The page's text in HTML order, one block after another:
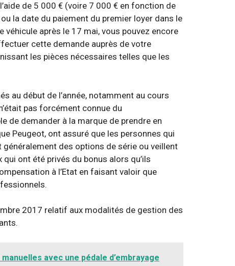
de 5 000 € (voire 7 000 € en fonction de
la date du paiement du premier loyer dans le
véhicule après le 17 mai, vous pouvez encore
cette demande auprès de votre
les pièces nécessaires telles que les
au début de l’année, notamment au cours
pas forcément connue du
de demander à la marque de prendre en
Peugeot, ont assuré que les personnes qui
des options de série ou veillent
qui ont été privés du bonus alors qu’ils
à l’Etat en faisant valoir que
2017 relatif aux modalités de gestion des
avec une pédale d’embrayage